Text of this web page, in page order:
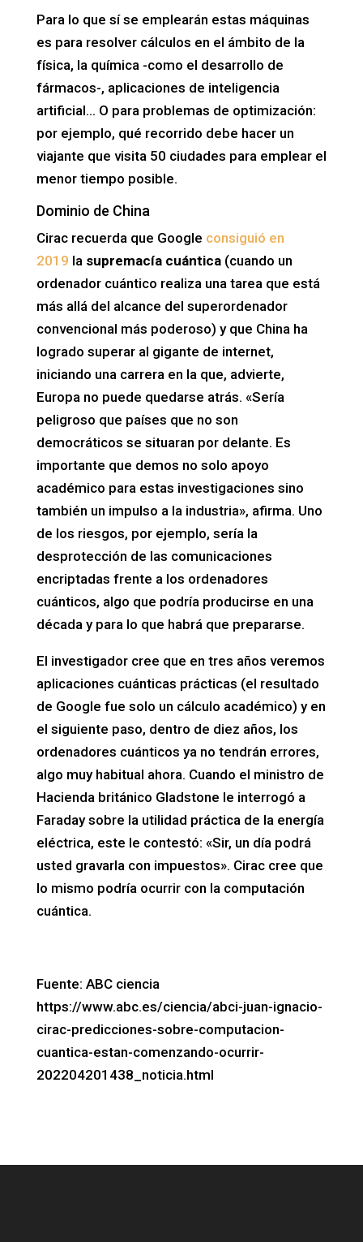
Para lo que sí se emplearán estas máquinas
es para resolver cálculos en el ámbito de la
física, la química -como el desarrollo de
fármacos-, aplicaciones de inteligencia
artificial… O para problemas de optimización:
por ejemplo, qué recorrido debe hacer un
viajante que visita 50 ciudades para emplear el
menor tiempo posible.
Dominio de China
Cirac recuerda que Google consiguió en
2019 la supremacía cuántica(cuando un
ordenador cuántico realiza una tarea que está
más allá del alcance del superordenador
convencional más poderoso) y que China ha
logrado superar al gigante de internet,
iniciando una carrera en la que, advierte,
Europa no puede quedarse atrás. «Sería
peligroso que países que no son
democráticos se situaran por delante. Es
importante que demos no solo apoyo
académico para estas investigaciones sino
también un impulso a la industria», afirma. Uno
de los riesgos, por ejemplo, sería la
desprotección de las comunicaciones
encriptadas frente a los ordenadores
cuánticos, algo que podría producirse en una
década y para lo que habrá que prepararse.
El investigador cree que en tres años veremos
aplicaciones cuánticas prácticas (el resultado
de Google fue solo un cálculo académico) y en
el siguiente paso, dentro de diez años, los
ordenadores cuánticos ya no tendrán errores,
algo muy habitual ahora. Cuando el ministro de
Hacienda británico Gladstone le interrogó a
Faraday sobre la utilidad práctica de la energía
eléctrica, este le contestó: «Sir, un día podrá
usted gravarla con impuestos». Cirac cree que
lo mismo podría ocurrir con la computación
cuántica.
Fuente: ABC ciencia
https://www.abc.es/ciencia/abci-juan-ignacio-
cirac-predicciones-sobre-computacion-
cuantica-estan-comenzando-ocurrir-
202204201438_noticia.html